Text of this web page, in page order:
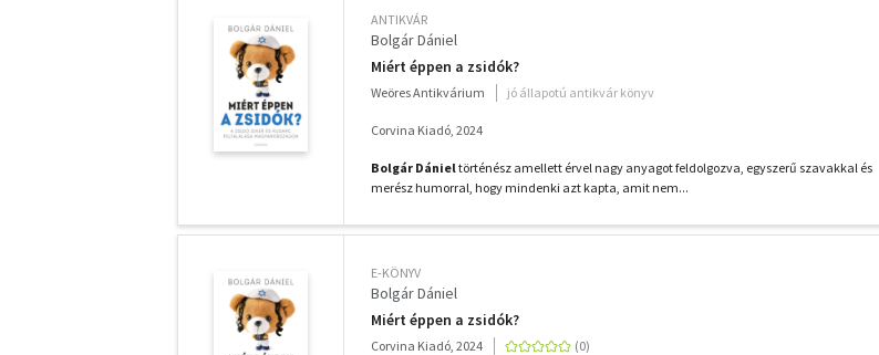
ANTIKVÁR
Bolgár Dániel
Miért éppen a zsidók?
Weöres Antikvárium jó állapotú antikvár könyv
Corvina Kiadó, 2024
Bolgár Dánieltörténész amellett érvel nagy anyagot feldolgozva, egyszerű szavakkal és
merész humorral, hogy mindenki azt kapta, amit nem...
E-KÖNYV
Bolgár Dániel
Miért éppen a zsidók?
Corvina Kiadó, 2024